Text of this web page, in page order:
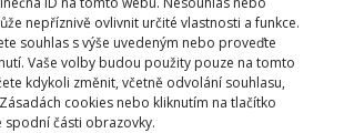
nepříznivě ovlivnit určité vlastnosti a funkce.
souhlas s výše uvedeným nebo proveďte
Vaše volby budou použity pouze na tomto
kdykoli změnit, včetně odvolání souhlasu,
cookies nebo kliknutím na tlačítko
spodní části obrazovky.
odér čerstvě vypraného oblečení má ve
případů stejnou příčinu
Rady a tipy